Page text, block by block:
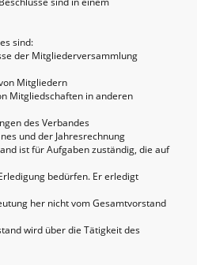
sind:
der Mitgliederversammlung
Mitgliedern
Mitgliedschaften in anderen
des Verbandes
und der Jahresrechnung
ist für Aufgaben zuständig, die auf
bedürfen. Er erledigt
her nicht vom Gesamtvorstand
wird über die Tätigkeit des